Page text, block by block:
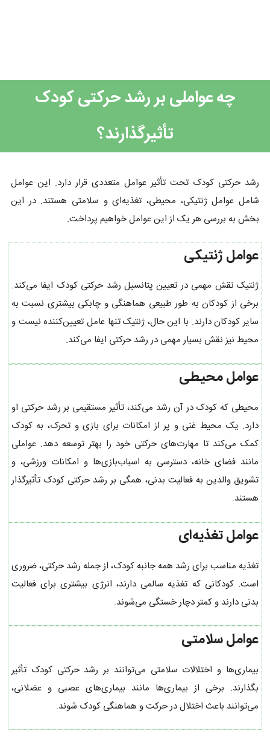
چه عواملی بر رشد حرکتی کودک
تأثیرگذارند؟
رشد حرکتی کودک تحت تأثیر عوامل متعددی قرار دارد. این عوامل
شامل عوامل ژنتیکی، محیطی، تغذیه‌ای و سلامتی هستند. در این
بخش به بررسی هر یک از این عوامل خواهیم پرداخت.
عوامل ژنتیکی
ژنتیک نقش مهمی در تعیین پتانسیل رشد حرکتی کودک ایفا می‌کند.
برخی از کودکان به طور طبیعی هماهنگی و چابکی بیشتری نسبت به
سایر کودکان دارند. با این حال، ژنتیک تنها عامل تعیین‌کننده نیست و
محیط نیز نقش بسیار مهمی در رشد حرکتی ایفا می‌کند.
عوامل محیطی
محیطی که کودک در آن رشد می‌کند، تأثیر مستقیمی بر رشد حرکتی او
دارد. یک محیط غنی و پر از امکانات برای بازی و تحرک، به کودک
کمک می‌کند تا مهارت‌های حرکتی خود را بهتر توسعه دهد. عواملی
مانند فضای خانه، دسترسی به اسباب‌بازی‌ها و امکانات ورزشی، و
تشویق والدین به فعالیت بدنی، همگی بر رشد حرکتی کودک تأثیرگذار
هستند.
عوامل تغذیه‌ای
تغذیه مناسب برای رشد همه جانبه کودک، از جمله رشد حرکتی، ضروری
است. کودکانی که تغذیه سالمی دارند، انرژی بیشتری برای فعالیت
بدنی دارند و کمتر دچار خستگی می‌شوند.
عوامل سلامتی
بیماری‌ها و اختلالات سلامتی می‌توانند بر رشد حرکتی کودک تأثیر
بگذارند. برخی از بیماری‌ها مانند بیماری‌های عصبی و عضلانی،
می‌توانند باعث اختلال در حرکت و هماهنگی کودک شوند.